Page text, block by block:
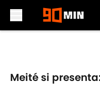
Meité si